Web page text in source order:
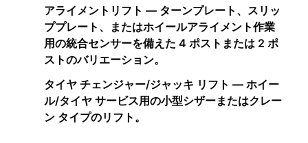
アライメントリフト — ターンプレート、スリッ
ププレート、またはホイールアライメント作業
用の統合センサーを備えた 4 ポストまたは 2 ポ
ストのバリエーション。
タイヤ チェンジャー/ジャッキ リフト — ホイー
ル/タイヤ サービス用の小型シザーまたはクレー
ン タイプのリフト。